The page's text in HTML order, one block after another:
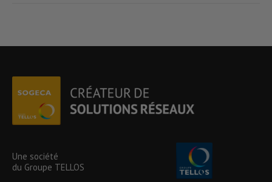
Une société
du Groupe TELLOS